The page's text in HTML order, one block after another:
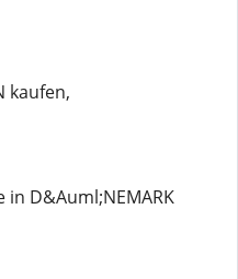
kaufen,
D&Auml;NEMARK